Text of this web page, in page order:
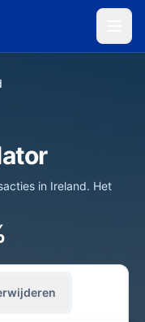
in Ireland. Het